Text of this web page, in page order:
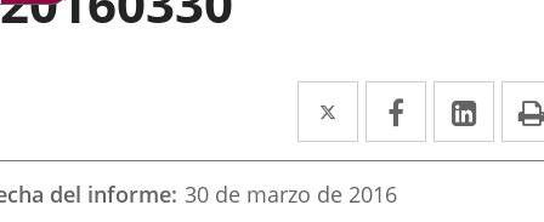
Twitter
Enlace
a
una
Facebook
Enlace
a
a
del informe 30 de marzo de 2016